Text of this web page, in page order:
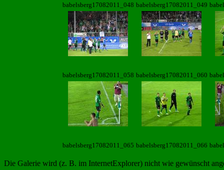
babelsberg17082011_048 babelsberg17082011_049
babelsberg17082011_058 babelsberg17082011_060
babelsberg17082011_065 babelsberg17082011_066
Die Galerie wird (z. B. im InternetExplorer) nicht wie gewünscht